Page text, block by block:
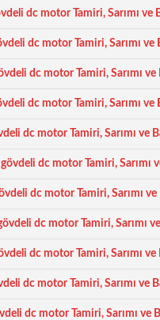
dc motor Tamiri, Sarımı ve
dc motor Tamiri, Sarımı ve
dc motor Tamiri, Sarımı ve
dc motor Tamiri, Sarımı ve
dc motor Tamiri, Sarımı ve
dc motor Tamiri, Sarımı
dc motor Tamiri, Sarımı ve
dc motor Tamiri, Sarımı ve
dc motor Tamiri, Sarımı ve
dc motor Tamiri, Sarımı ve
dc motor Tamiri, Sarımı ve